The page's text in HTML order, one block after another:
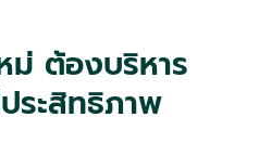
ม่ ต้องบริหาร
ระสิทธิภาพ